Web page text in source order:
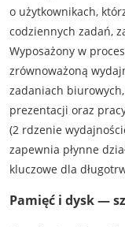
o użytkownikach,
codziennych zadań,
Wyposażony w
zrównoważoną
zadaniach
prezentacji oraz
(2 rdzenie
zapewnia płynne
kluczowe dla
Pamięć i dysk —